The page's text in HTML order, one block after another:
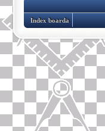
Index boarda